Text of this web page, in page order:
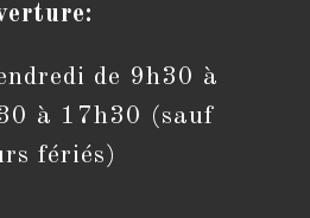
de 9h30 à
à 17h30 (sauf
fériés)